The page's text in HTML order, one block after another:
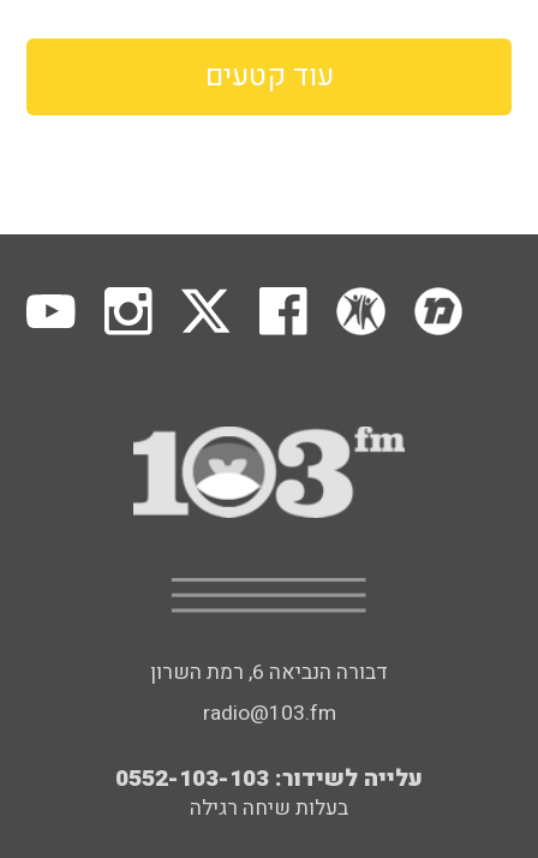
עוד קטעים
דבורה הנביאה 6, רמת השרון
radio@103.fm
עלייה לשידור: 0552-103-103
בעלות שיחה רגילה